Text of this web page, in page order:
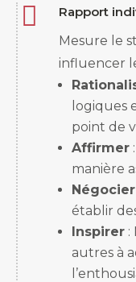

Rapport
Mesure le
influencer
logiques
point de
Affirmer
manière
Négocier
établir
Inspirer :
autres à